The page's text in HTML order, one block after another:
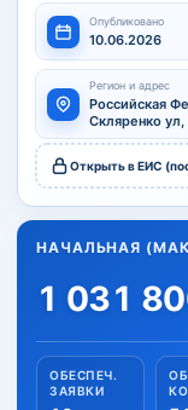
Опубликовано
10.06.2026
Регион и адрес
Российская
Скляренко
Открыть в ЕИС
НАЧАЛЬНАЯ
1 031
ОБЕСПЕЧ.
ЗАЯВКИ